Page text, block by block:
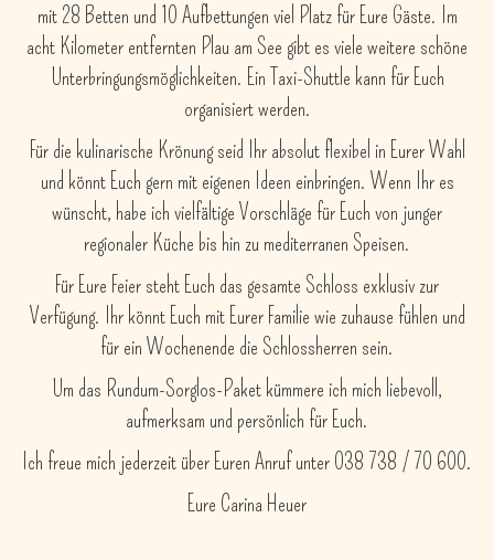
mit 28 Betten und 10 Aufbettungen viel Platz für Eure Gäste. Im
acht Kilometer entfernten Plau am See gibt es viele weitere schöne
Unterbringungsmöglichkeiten. Ein Taxi-Shuttle kann für Euch
organisiert werden.
Für die kulinarische Krönung seid Ihr absolut flexibel in Eurer Wahl
und könnt Euch gern mit eigenen Ideen einbringen. Wenn Ihr es
wünscht, habe ich vielfältige Vorschläge für Euch von junger
regionaler Küche bis hin zu mediterranen Speisen.
Für Eure Feier steht Euch das gesamte Schloss exklusiv zur
Verfügung. Ihr könnt Euch mit Eurer Familie wie zuhause fühlen und
für ein Wochenende die Schlossherren sein.
Um das Rundum-Sorglos-Paket kümmere ich mich liebevoll,
aufmerksam und persönlich für Euch.
Ich freue mich jederzeit über Euren Anruf unter 038 738 / 70 600.
Eure Carina Heuer